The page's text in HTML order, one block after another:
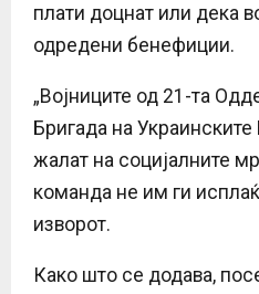
плати доцнат или дека
одредени бенефиции.
„Војниците од 21-та
Бригада на
жалат на социјалните
команда не им ги
изворот.
Како што се додава,